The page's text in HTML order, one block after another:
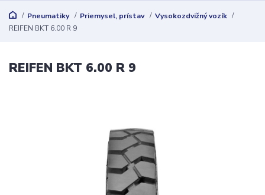
Pneumatiky Priemysel, prístav
Vysokozdvižný vozík
REIFEN BKT 6.00 R 9
REIFEN BKT 6.00 R 9